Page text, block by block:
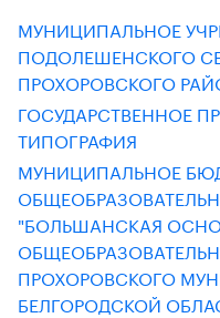
МУНИЦИПАЛЬНОЕ
ПОДОЛЕШЕНСКОГО
ПРОХОРОВСКОГО
ГОСУДАРСТВЕННОЕ
ТИПОГРАФИЯ
МУНИЦИПАЛЬНОЕ
"БОЛЬШАНСКАЯ
ПРОХОРОВСКОГО
БЕЛГОРОДСКОЙ